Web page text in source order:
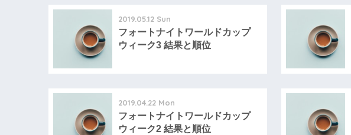
2019.05.12 Sun
フォートナイトワールドカップ
ウィーク3 結果と順位
2019.04.22 Mon
フォートナイトワールドカップ
ウィーク2 結果と順位